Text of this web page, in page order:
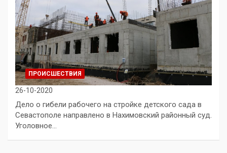
ПРОИСШЕСТВИЯ
26-10-2020
Дело о гибели рабочего на стройке детского сада в
Севастополе направлено в Нахимовский районный суд.
Уголовное…